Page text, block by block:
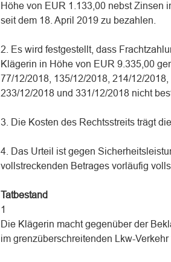
Höhe von EUR 1.133,00 nebst Zinsen
seit dem 18. April 2019 zu bezahlen.
2. Es wird festgestellt, dass
Klägerin in Höhe von EUR 9.335,00
77/12/2018, 135/12/2018, 214/12/
233/12/2018 und 331/12/2018 nicht
3. Die Kosten des Rechtsstreits trägt
4. Das Urteil ist gegen
vollstreckenden Betrages vorläufig
Tatbestand
1
Die Klägerin macht gegenüber der
im grenzüberschreitenden Lkw-